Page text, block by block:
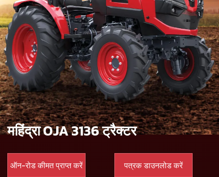
महिंद्रा OJA 3136 ट्रैक्टर
ऑन-रोड कीमत प्राप्त करें पत्रक डाउनलोड करें